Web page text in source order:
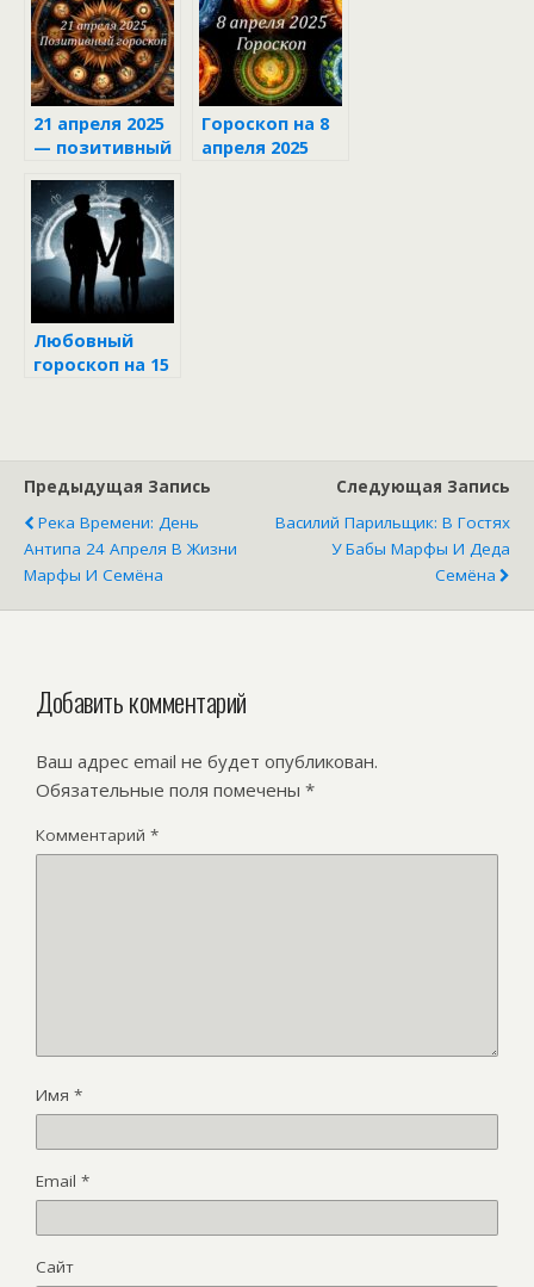
21 апреля 2025
— позитивный
Гороскоп на 8
апреля 2025
Любовный
гороскоп на 15
Предыдущая Запись
Река Времени: День
Антипа 24 Апреля В Жизни
Марфы И Семёна
Следующая Запись
Василий Парильщик: В Гостях
У Бабы Марфы И Деда
Семёна
Добавить комментарий
Ваш адрес email не будет опубликован.
Обязательные поля помечены *
Комментарий *
Имя *
Email *
Сайт